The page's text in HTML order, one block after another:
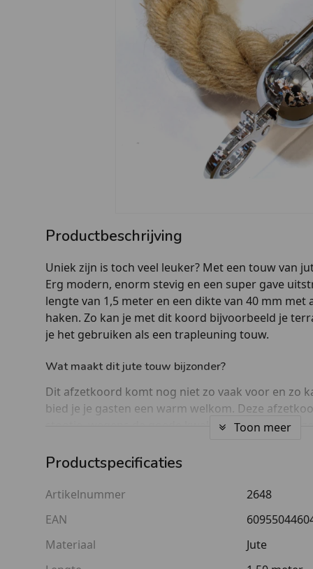
Productbeschrijving
Uniek zijn is toch veel leuker? Met een touw van
Erg modern, enorm stevig en een super gave
lengte van 1,5 meter en een dikte van 40 mm
haken. Zo kan je met dit koord bijvoorbeeld je
je het gebruiken als een trapleuning touw.
Wat maakt dit jute touw bijzonder?
Dit afzetkoord komt nog niet zo vaak voor en zo
bied je je gasten een warm welkom. Deze
stootje, wegens de goede kwaliteit. Daarom zijn
Goed om te weten
Je hebt zelf de keuze in de hand om een
gouden of een zilveren sluiting. Deze bevestigen
Gerelateerde producten
Toon meer
Productspecificaties
Artikelnummer
2648
EAN
Materiaal
Jute